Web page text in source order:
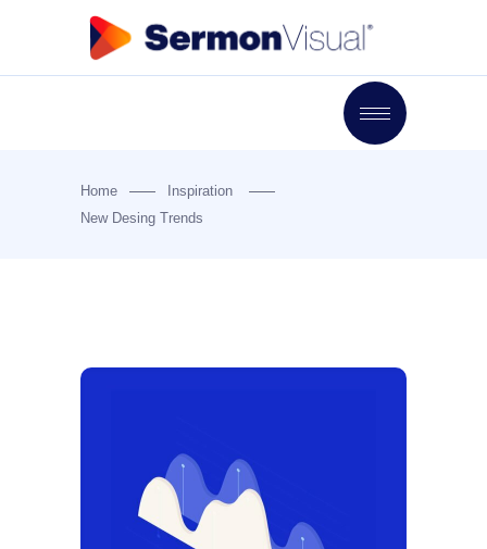
Home
Inspiration
New Desing Trends